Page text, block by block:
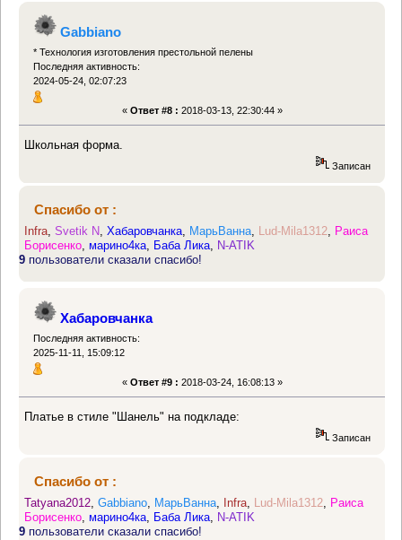
Gabbiano
* Технология изготовления престольной пелены
Последняя активность:
2024-05-24, 02:07:23
« Ответ #8 : 2018-03-13, 22:30:44 »
Школьная форма.
Записан
Спасибо от :
Infra,Svetik N,Хабаровчанка, МарьВанна, Lud-Mila1312, Раиса
Борисенко, марино4ка, Баба Лика, N-ATIK
9 пользователи сказали спасибо!
Хабаровчанка
Последняя активность:
2025-11-11, 15:09:12
« Ответ #9 : 2018-03-24, 16:08:13 »
Платье в стиле "Шанель" на подкладе:
Записан
Спасибо от :
Tatyana2012,Gabbiano, МарьВанна, Infra, Lud-Mila1312, Раиса
Борисенко,марино4ка, Баба Лика, N-ATIK
9 пользователи сказали спасибо!